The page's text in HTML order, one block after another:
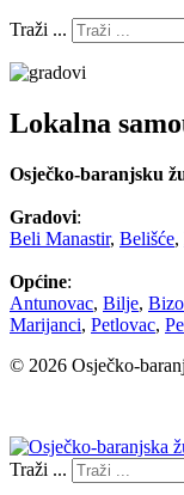
Traži ...
Lokalna
Osječko-baranjsku
Gradovi:
Beli Manastir, Belišće,
Općine:
Antunovac, Bilje,
Marijanci, Petlovac,
© 2026 Osječko-
Traži ...